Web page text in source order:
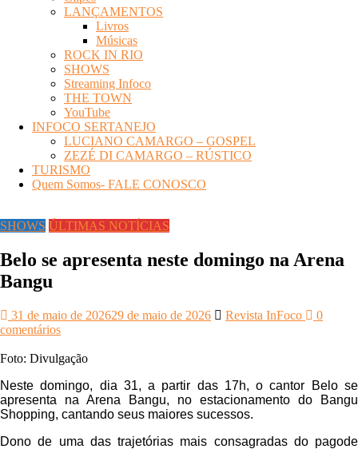
LANÇAMENTOS
Livros
Músicas
ROCK IN RIO
SHOWS
Streaming Infoco
THE TOWN
YouTube
INFOCO SERTANEJO
LUCIANO CAMARGO – GOSPEL
ZEZÉ DI CAMARGO – RÚSTICO
TURISMO
Quem Somos- FALE CONOSCO
SHOWS ÚLTIMAS NOTÍCIAS
Belo se apresenta neste domingo na Arena
Bangu
31 de maio de 202629 de maio de 2026 Revista InFoco
0
comentários
Foto: Divulgação
Neste domingo, dia 31, a partir das 17h, o cantor Belo se
apresenta na Arena Bangu, no estacionamento do Bangu
Shopping, cantando seus maiores sucessos.
Dono de uma das trajetórias mais consagradas do pagode